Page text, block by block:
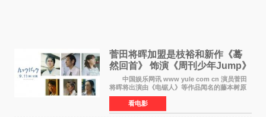
菅田将晖加盟是枝裕和新作《蓦
然回首》 饰演《周刊少年Jump》
编辑
中国娱乐网讯 www yule com cn 演员菅田
将晖将出演由《电锯人》等作品闻名的藤本树原
作漫画改编的电影《蓦然回首》（是枝裕和导
演）。菅田饰演的角色是初中时代两位主人公带
着完成的作品前去
看电影